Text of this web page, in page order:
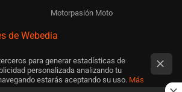
Motorpasión Moto
de Webedia
para generar estadísticas de
personalizada analizando tu
estarás aceptando su uso. Más